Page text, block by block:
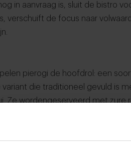
in aanvraag is, sluit de bistro
verschuift de focus naar
pierogi de hoofdrol: een
variant die traditioneel gevuld is
Ze wordengeserveerd met zure
met zuurkool en
zoals een vulling
Prijzen variëren tussen de